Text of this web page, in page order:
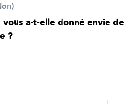
vous a-t-elle donné envie de
?